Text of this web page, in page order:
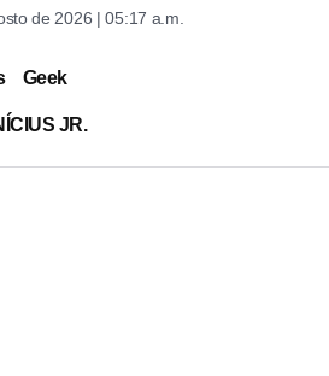
de 2026 | 05:17 a.m.
Geek
JR.